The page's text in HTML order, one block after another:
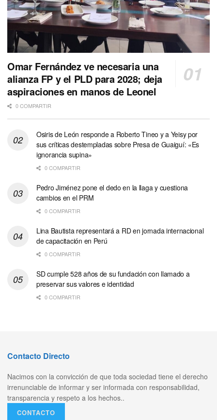
Omar Fernández ve necesaria una
alianza FP y el PLD para 2028; deja
aspiraciones en manos de Leonel
0 COMPARTIR
Osiris de León responde a Roberto Tineo y a Yeisy por
sus críticas destempladas sobre Presa de Guaiguí: «Es
ignorancia supina»
0 COMPARTIR
Pedro Jiménez pone el dedo en la llaga y cuestiona
cambios en el PRM
0 COMPARTIR
Lina Bautista representará a RD en jornada internacional
de capacitación en Perú
0 COMPARTIR
SD cumple 528 años de su fundación con llamado a
preservar sus valores e identidad
0 COMPARTIR
Contacto Directo
Nacimos con la convicción de que toda sociedad tiene el derecho
irrenunciable de informar y ser informada con responsabilidad,
transparencia y respeto a los hechos..
CONTACTO